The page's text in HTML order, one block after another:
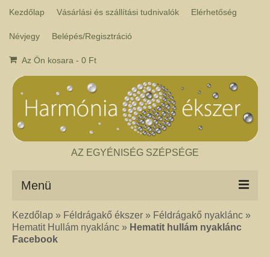
Kezdőlap Vásárlási és szállítási tudnivalók Elérhetőség
Névjegy Belépés/Regisztráció
Az Ön kosara - 0 Ft
AZ EGYÉNISÉG SZÉPSÉGE
Menü
Csakra ékszer
A kézműves csakra ékszer ásványai tulajdonképpen gyógyító kövek, amelyek
a népi hagyományok szerint segítik a csakrák harmónikus működését. Az
Kezdőlap » Féldrágakő ékszer » Féldrágakő nyaklánc »
Hematit Hullám nyaklánc » Hematit hullám nyaklánc
Facebook